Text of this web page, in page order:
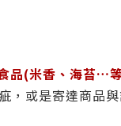
品(米香、海苔…
，或是寄達商品